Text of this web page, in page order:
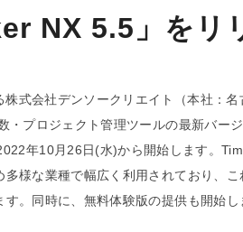
NX 5.5」をリ
式会社デンソークリエイト（本社：
・プロジェクト管理ツールの最新バー
年10月26日(水)から開始します。
様な業種で幅広く利用されており、
。同時に、無料体験版の提供も開始し